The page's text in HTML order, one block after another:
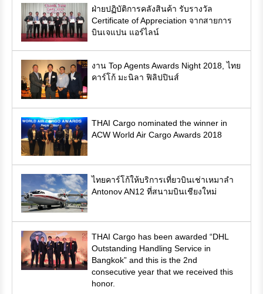
ฝ่ายปฏิบัติการคลังสินค้า รับรางวัล
Certificate of Appreciation จากสายการ
บินเจแปน แอร์ไลน์
งาน Top Agents Awards Night 2018, ไทย
คาร์โก้ มะนิลา ฟิลิปปินส์
THAI Cargo nominated the winner in
ACW World Air Cargo Awards 2018
ไทยคาร์โก้ให้บริการเที่ยวบินเช่าเหมาลำ
Antonov AN12 ที่สนามบินเชียงใหม่
THAI Cargo has been awarded “DHL
Outstanding Handling Service in
Bangkok” and this is the 2nd
consecutive year that we received this
honor.